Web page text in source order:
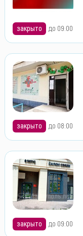
закрыто до 09:00
закрыто до 08:00
закрыто до 09:00